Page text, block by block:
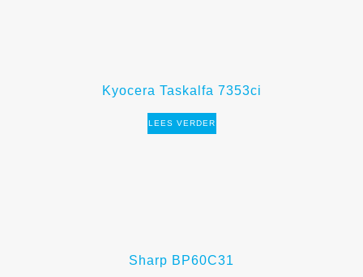
Kyocera Taskalfa 7353ci
LEES VERDER
Sharp BP60C31